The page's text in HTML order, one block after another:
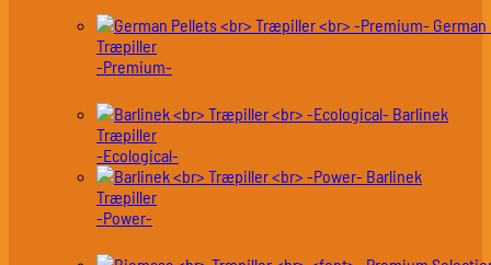
Træpiller
-Premium-
Barlinek
Træpiller
-Ecological-
Barlinek
Træpiller
-Power-